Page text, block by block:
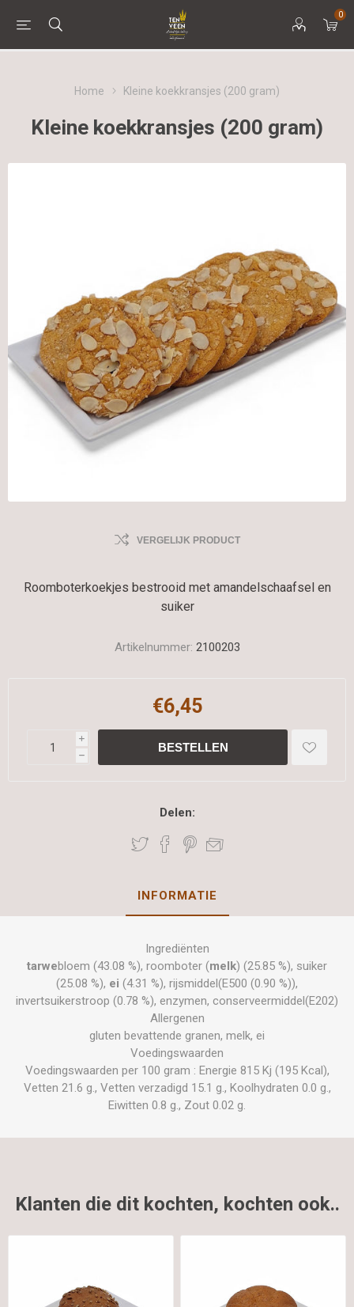
0
Home Kleine koekkransjes (200 gram)
Kleine koekkransjes (200 gram)
VERGELIJK PRODUCT
Roomboterkoekjes bestrooid met amandelschaafsel en
suiker
Artikelnummer: 2100203
€6,45
i
h
Delen:
INFORMATIE
Ingrediënten
tarwebloem (43.08 %), roomboter (melk) (25.85 %), suiker
(25.08 %), ei (4.31 %), rijsmiddel(E500 (0.90 %)),
invertsuikerstroop (0.78 %), enzymen, conserveermiddel(E202)
Allergenen
gluten bevattende granen, melk, ei
Voedingswaarden
Voedingswaarden per 100 gram : Energie 815 Kj (195 Kcal),
Vetten 21.6 g., Vetten verzadigd 15.1 g., Koolhydraten 0.0 g.,
Eiwitten 0.8 g., Zout 0.02 g.
Klanten die dit kochten, kochten ook..